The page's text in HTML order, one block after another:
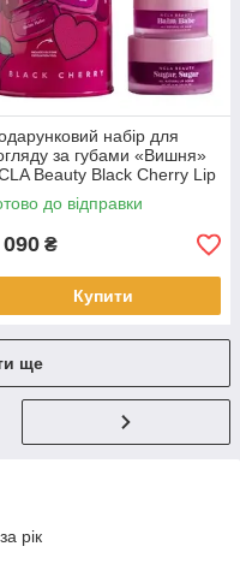
набір для
за губами «Вишня»
Beauty Black Cherry Lip
Set (952105)
до відправки
090 ₴
Купити
ще
рік